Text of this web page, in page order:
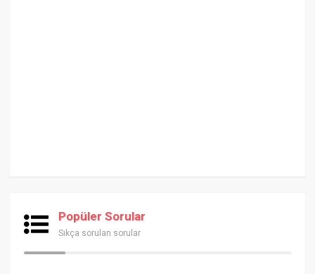
Popüler Sorular
Sıkça sorulan sorular